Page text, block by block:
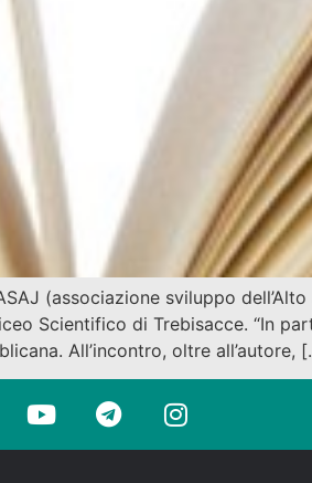
(associazione sviluppo
Scientifico di Trebisacce. “In
All’incontro, oltre all’autore,